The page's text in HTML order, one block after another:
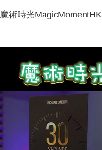
魔術時光MagicMomentHK